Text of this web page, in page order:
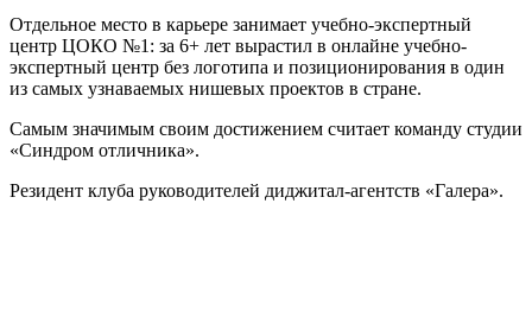
Отдельное место в карьере занимает учебно-экспертный
центр ЦОКО №1: за 6+ лет вырастил в онлайне учебно-
экспертный центр без логотипа и позиционирования в один
из самых узнаваемых нишевых проектов в стране.
Самым значимым своим достижением считает команду студии
«Синдром отличника».
Резидент клуба руководителей диджитал-агентств «Галера».